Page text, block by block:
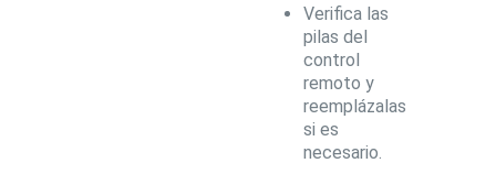
Verifica las
pilas del
control
remoto y
reemplázalas
si es
necesario.